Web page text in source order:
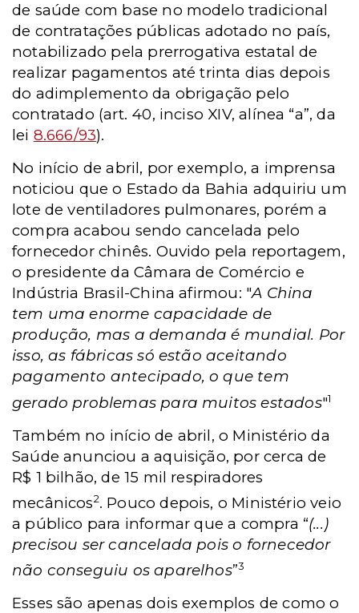
de saúde com base no modelo tradicional
de contratações públicas adotado no país,
notabilizado pela prerrogativa estatal de
realizar pagamentos até trinta dias depois
do adimplemento da obrigação pelo
contratado (art. 40, inciso XIV, alínea “a”, da
lei 8.666/93).
No início de abril, por exemplo, a imprensa
noticiou que o Estado da Bahia adquiriu um
lote de ventiladores pulmonares, porém a
compra acabou sendo cancelada pelo
fornecedor chinês. Ouvido pela reportagem,
o presidente da Câmara de Comércio e
Indústria Brasil-China afirmou: "A China
tem uma enorme capacidade de
produção, mas a demanda é mundial. Por
isso, as fábricas só estão aceitando
pagamento antecipado, o que tem
gerado problemas para muitos estados"1
Também no início de abril, o Ministério da
Saúde anunciou a aquisição, por cerca de
R$ 1 bilhão, de 15 mil respiradores
mecânicos2. Pouco depois, o Ministério veio
a público para informar que a compra “(...)
precisou ser cancelada pois o fornecedor
não conseguiu os aparelhos”3
Esses são apenas dois exemplos de como o